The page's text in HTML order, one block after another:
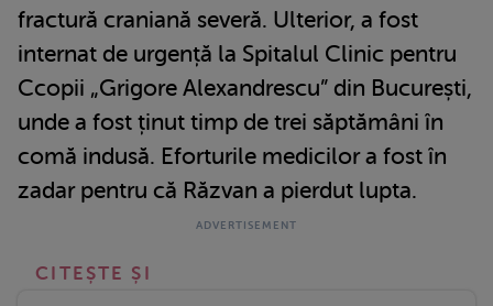
fractură craniană severă. Ulterior, a fost
internat de urgență la Spitalul Clinic pentru
Ccopii „Grigore Alexandrescu” din București,
unde a fost ținut timp de trei săptămâni în
comă indusă. Eforturile medicilor a fost în
zadar pentru că Răzvan a pierdut lupta.